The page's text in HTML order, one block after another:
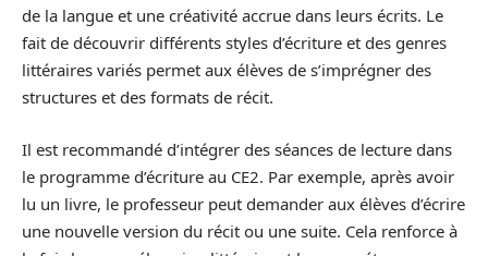
de la langue et une créativité accrue dans leurs écrits. Le
fait de découvrir différents styles d’écriture et des genres
littéraires variés permet aux élèves de s’imprégner des
structures et des formats de récit.
Il est recommandé d’intégrer des séances de lecture dans
le programme d’écriture au CE2. Par exemple, après avoir
lu un livre, le professeur peut demander aux élèves d’écrire
une nouvelle version du récit ou une suite. Cela renforce à